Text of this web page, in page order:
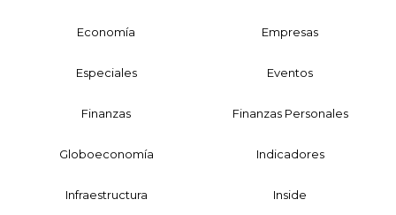
Economía Empresas
Especiales Eventos
Finanzas Finanzas Personales
Globoeconomía Indicadores
Infraestructura Inside